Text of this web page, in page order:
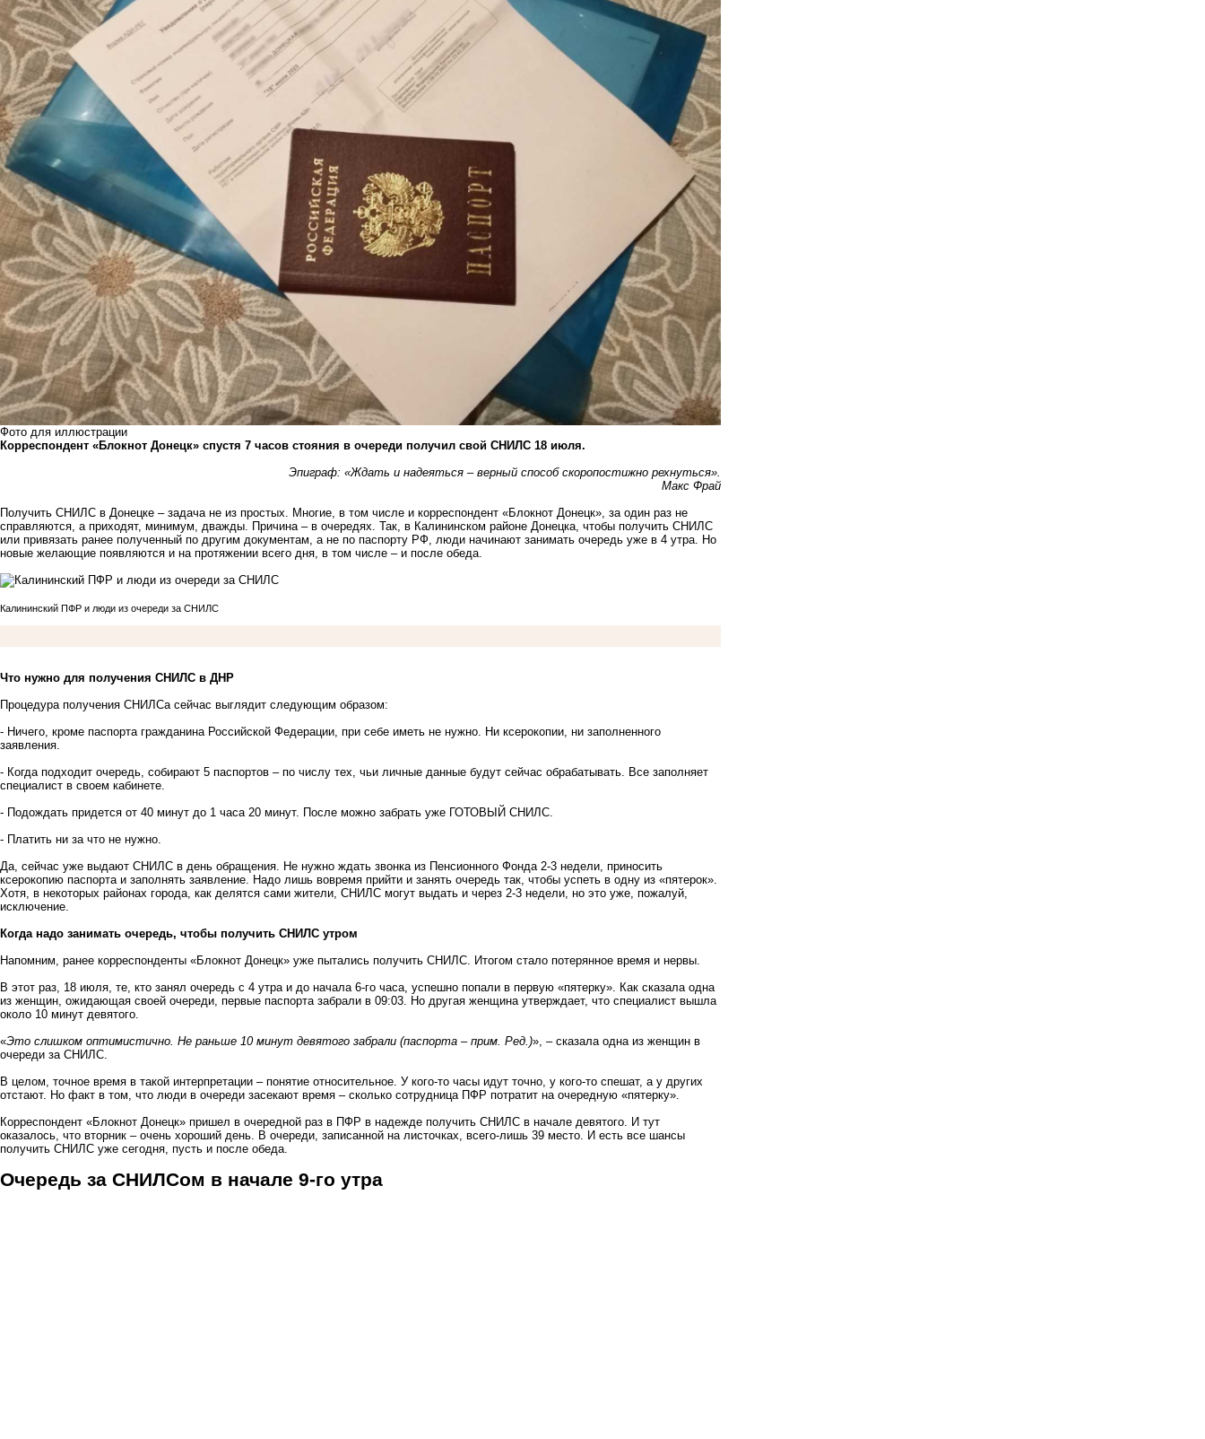
Фото для иллюстрации
Корреспондент «Блокнот Донецк» спустя 7 часов стояния в очереди получил свой СНИЛС 18 июля.
Эпиграф: «Ждать и надеяться – верный способ скоропостижно рехнуться».
Макс Фрай
Получить СНИЛС в Донецке – задача не из простых. Многие, в том числе и корреспондент «Блокнот Донецк», за один раз не
справляются, а приходят, минимум, дважды. Причина – в очередях. Так, в Калининском районе Донецка, чтобы получить СНИЛС
или привязать ранее полученный по другим документам, а не по паспорту РФ, люди начинают занимать очередь уже в 4 утра. Но
новые желающие появляются и на протяжении всего дня, в том числе – и после обеда.
Калининский ПФР и люди из очереди за СНИЛС
Что нужно для получения СНИЛС в ДНР
Процедура получения СНИЛСа сейчас выглядит следующим образом:
- Ничего, кроме паспорта гражданина Российской Федерации, при себе иметь не нужно. Ни ксерокопии, ни заполненного
заявления.
- Когда подходит очередь, собирают 5 паспортов – по числу тех, чьи личные данные будут сейчас обрабатывать. Все заполняет
специалист в своем кабинете.
- Подождать придется от 40 минут до 1 часа 20 минут. После можно забрать уже ГОТОВЫЙ СНИЛС.
- Платить ни за что не нужно.
Да, сейчас уже выдают СНИЛС в день обращения. Не нужно ждать звонка из Пенсионного Фонда 2-3 недели, приносить
ксерокопию паспорта и заполнять заявление. Надо лишь вовремя прийти и занять очередь так, чтобы успеть в одну из «пятерок».
Хотя, в некоторых районах города, как делятся сами жители, СНИЛС могут выдать и через 2-3 недели, но это уже, пожалуй,
исключение.
Когда надо занимать очередь, чтобы получить СНИЛС утром
Напомним, ранее корреспонденты «Блокнот Донецк» уже пытались получить СНИЛС. Итогом стало потерянное время и нервы.
В этот раз, 18 июля, те, кто занял очередь с 4 утра и до начала 6-го часа, успешно попали в первую «пятерку». Как сказала одна
из женщин, ожидающая своей очереди, первые паспорта забрали в 09:03. Но другая женщина утверждает, что специалист вышла
около 10 минут девятого.
«Это слишком оптимистично. Не раньше 10 минут девятого забрали (паспорта – прим. Ред.)», – сказала одна из женщин в
очереди за СНИЛС.
В целом, точное время в такой интерпретации – понятие относительное. У кого-то часы идут точно, у кого-то спешат, а у других
отстают. Но факт в том, что люди в очереди засекают время – сколько сотрудница ПФР потратит на очередную «пятерку».
Корреспондент «Блокнот Донецк» пришел в очередной раз в ПФР в надежде получить СНИЛС в начале девятого. И тут
оказалось, что вторник – очень хороший день. В очереди, записанной на листочках, всего-лишь 39 место. И есть все шансы
получить СНИЛС уже сегодня, пусть и после обеда.
Очередь за СНИЛСом в начале 9-го утра